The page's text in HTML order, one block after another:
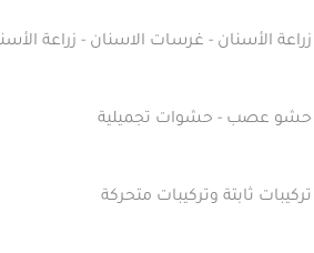
زراعة الأسنان - غرسات الاسنان - زراعة
حشو عصب - حشوات تجميلية
تركيبات ثابتة وتركيبات متحركة